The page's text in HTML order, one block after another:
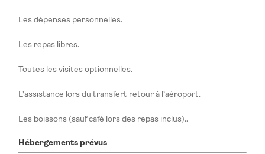
Les dépenses personnelles.
Les repas libres.
Toutes les visites optionnelles.
L’assistance lors du transfert retour à l’aéroport.
Les boissons (sauf café lors des repas inclus)..
Hébergements prévus